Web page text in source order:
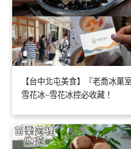
【台中北屯美食】『老喬冰菓
雪花冰~雪花冰控必收藏！